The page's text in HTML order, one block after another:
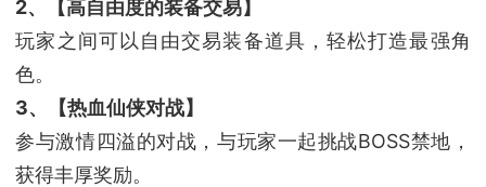
2、【高自由度的装备交易】
玩家之间可以自由交易装备道具，轻松打造最强角
色。
3、【热血仙侠对战】
参与激情四溢的对战，与玩家一起挑战BOSS禁地，
获得丰厚奖励。